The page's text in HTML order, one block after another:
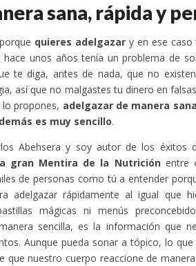
sana, rápida y
quieres adelgazar y en ese caso
unos años tenía un problema de
te diga, antes de nada, que no
así que no malgastes tu dinero en
propones, adelgazar de manera
es muy sencillo.
Abehsera y soy autor de los éxitos
gran Mentira de la Nutriciónentre
de personas como tú a entender
adelgazar rápidamente al igual que
mágicas ni menús
sencilla, es la información que
Aunque pueda sonar a tópico, lo
que nuestro cuerpo reaccione de